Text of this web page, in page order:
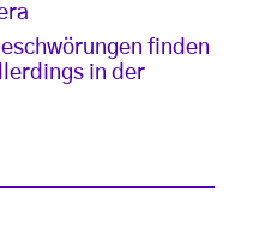
finden
in der